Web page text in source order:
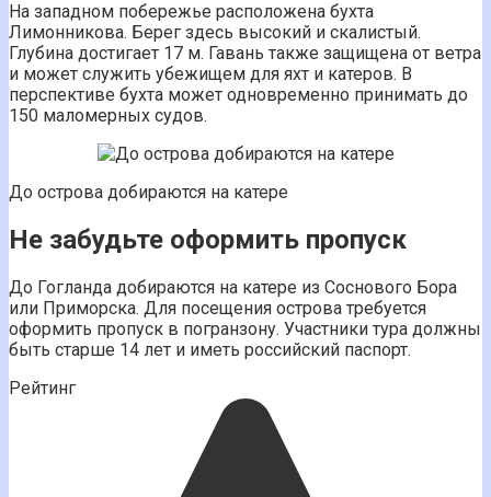
На западном побережье расположена бухта
Лимонникова. Берег здесь высокий и скалистый.
Глубина достигает 17 м. Гавань также защищена от ветра
и может служить убежищем для яхт и катеров. В
перспективе бухта может одновременно принимать до
150 маломерных судов.
До острова добираются на катере
Не забудьте оформить пропуск
До Гогланда добираются на катере из Соснового Бора
или Приморска. Для посещения острова требуется
оформить пропуск в погранзону. Участники тура должны
быть старше 14 лет и иметь российский паспорт.
Рейтинг